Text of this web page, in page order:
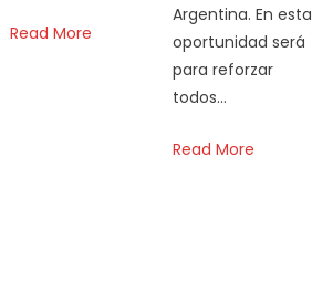
Read More
Argentina. En esta
oportunidad será
para reforzar
todos…
Read More